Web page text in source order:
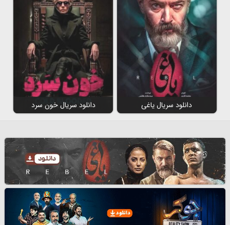
دانلود سریال یاغی دانلود سریال خون سرد